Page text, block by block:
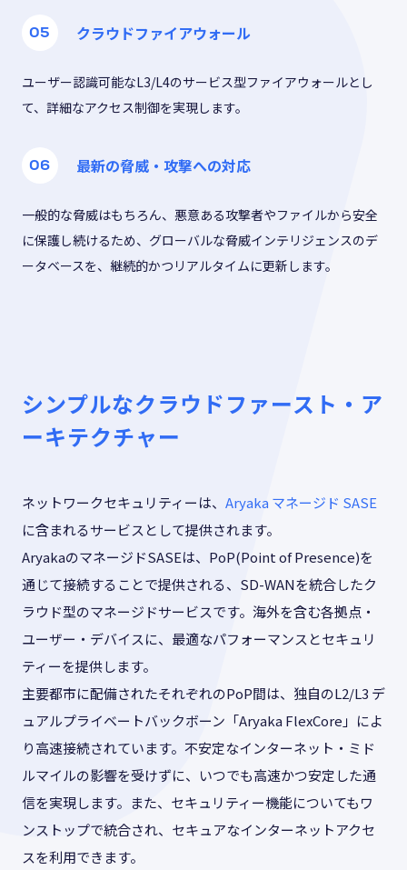
クラウドファイアウォール
ユーザー認識可能なL3/L4のサービス型ファイアウォールとし
て、詳細なアクセス制御を実現します。
最新の脅威・攻撃への対応
一般的な脅威はもちろん、悪意ある攻撃者やファイルから安全
に保護し続けるため、グローバルな脅威インテリジェンスのデ
ータベースを、継続的かつリアルタイムに更新します。
シンプルなクラウドファースト・ア
ーキテクチャー
ネットワークセキュリティーは、 Aryaka マネージド SASE
に含まれるサービスとして提供されます。
AryakaのマネージドSASEは、PoP(Point of Presence)を
通じて接続することで提供される、SD-WANを統合したク
ラウド型のマネージドサービスです。海外を含む各拠点・
ユーザー・デバイスに、最適なパフォーマンスとセキュリ
ティーを提供します。
主要都市に配備されたそれぞれのPoP間は、独自のL2/L3 デ
ュアルプライベートバックボーン「Aryaka FlexCore」によ
り高速接続されています。不安定なインターネット・ミド
ルマイルの影響を受けずに、いつでも高速かつ安定した通
信を実現します。また、セキュリティー機能についてもワ
ンストップで統合され、セキュアなインターネットアクセ
スを利用できます。